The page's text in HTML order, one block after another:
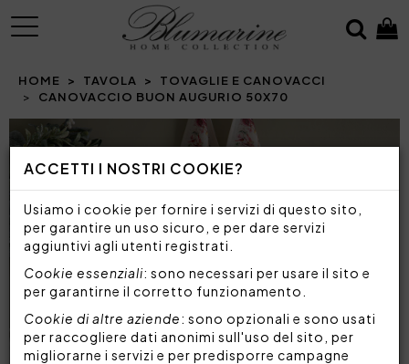
ACCETTI I NOSTRI COOKIE?
Usiamo i cookie per fornire i servizi di questo sito,
per garantire un uso sicuro, e per dare servizi
aggiuntivi agli utenti registrati.
Cookie essenziali: sono necessari per usare il sito e
per garantirne il corretto funzionamento.
Cookie di altre aziende: sono opzionali e sono usati
per raccogliere dati anonimi sull'uso del sito, per
migliorarne i servizi e per predisporre campagne
MENU
HOME TAVOLA
TOVAGLIE E CANOVACCI
CANOVACCIO BUON AUGURIO 50X70